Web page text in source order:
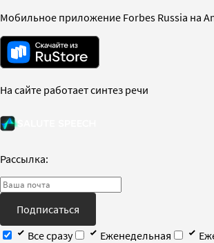
Мобильное приложение Forbes Russia на
На сайте работает синтез речи
Рассылка:
Подписаться
Все сразу
Еженедельная